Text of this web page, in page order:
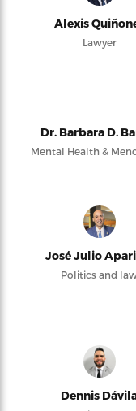
Alexis
Lawyer
Dr. Barbara D.
Mental Health &
José Julio
Politics and
Dennis